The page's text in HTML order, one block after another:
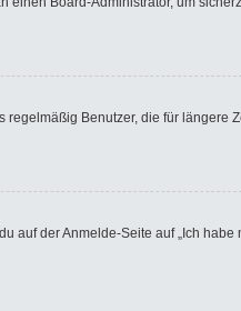
Benutzer, die für längere
auf der Anmelde-Seite auf „Ich habe